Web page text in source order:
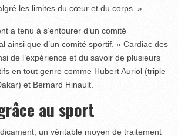
les limites du cœur et du corps. »
a tenu à s’entourer d’un comité
ainsi que d’un comité sportif. « Cardiac des
de l’expérience et du savoir de plusieurs
en tout genre comme Hubert Auriol (triple
et Bernard Hinault.
au sport
un véritable moyen de traitement